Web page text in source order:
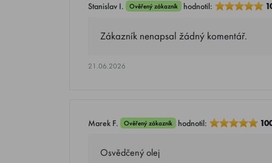
Stanislav I. Ověřený zákazník hodnotil:
Zákazník nenapsal žádný komentář.
21.06.2026
Marek F. Ověřený zákazník hodnotil:
Osvědčený olej